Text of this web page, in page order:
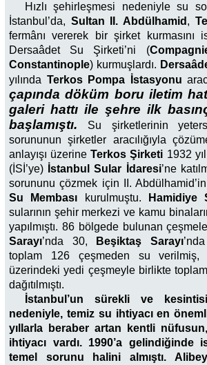
Hızlı şehirleşmesi nedeniyle su
İstanbul’da, Sultan II. Abdülhamid ,
fermânı vererek bir şirket kurmasını
Dersaâdet Su Şirketi’ni (
Constantinople) kurmuşlardı.
yılında Terkos Pompa İstasyonu
çapında döküm boru iletim
galeri hattı ile şehre ilk
başlamıştı.
Su şirketlerinin
sorununun şirketler aracılığıyla
anlayışı üzerineTerkos Şirketi 1932
(İSİ’ye) İstanbul Sular İdaresi’ne
sorununu çözmek için II.
Su Membası kurulmuştu. Hamidiye
sularının şehir merkezi ve kamu
yapılmıştı. 86 bölgede bulunan
Sarayı’nda 30, Beşiktaş Sarayı
toplam 126 çeşmeden su verilmiş,
üzerindeki yedi çeşmeyle birlikte
dağıtılmıştı.
İstanbul’un sürekli ve
nedeniyle, temiz su ihtiyacı en önemli
yıllarla beraber artan kentli
ihtiyacı vardı. 1990’a gelindiğinde
temel sorunu halini almıştı.